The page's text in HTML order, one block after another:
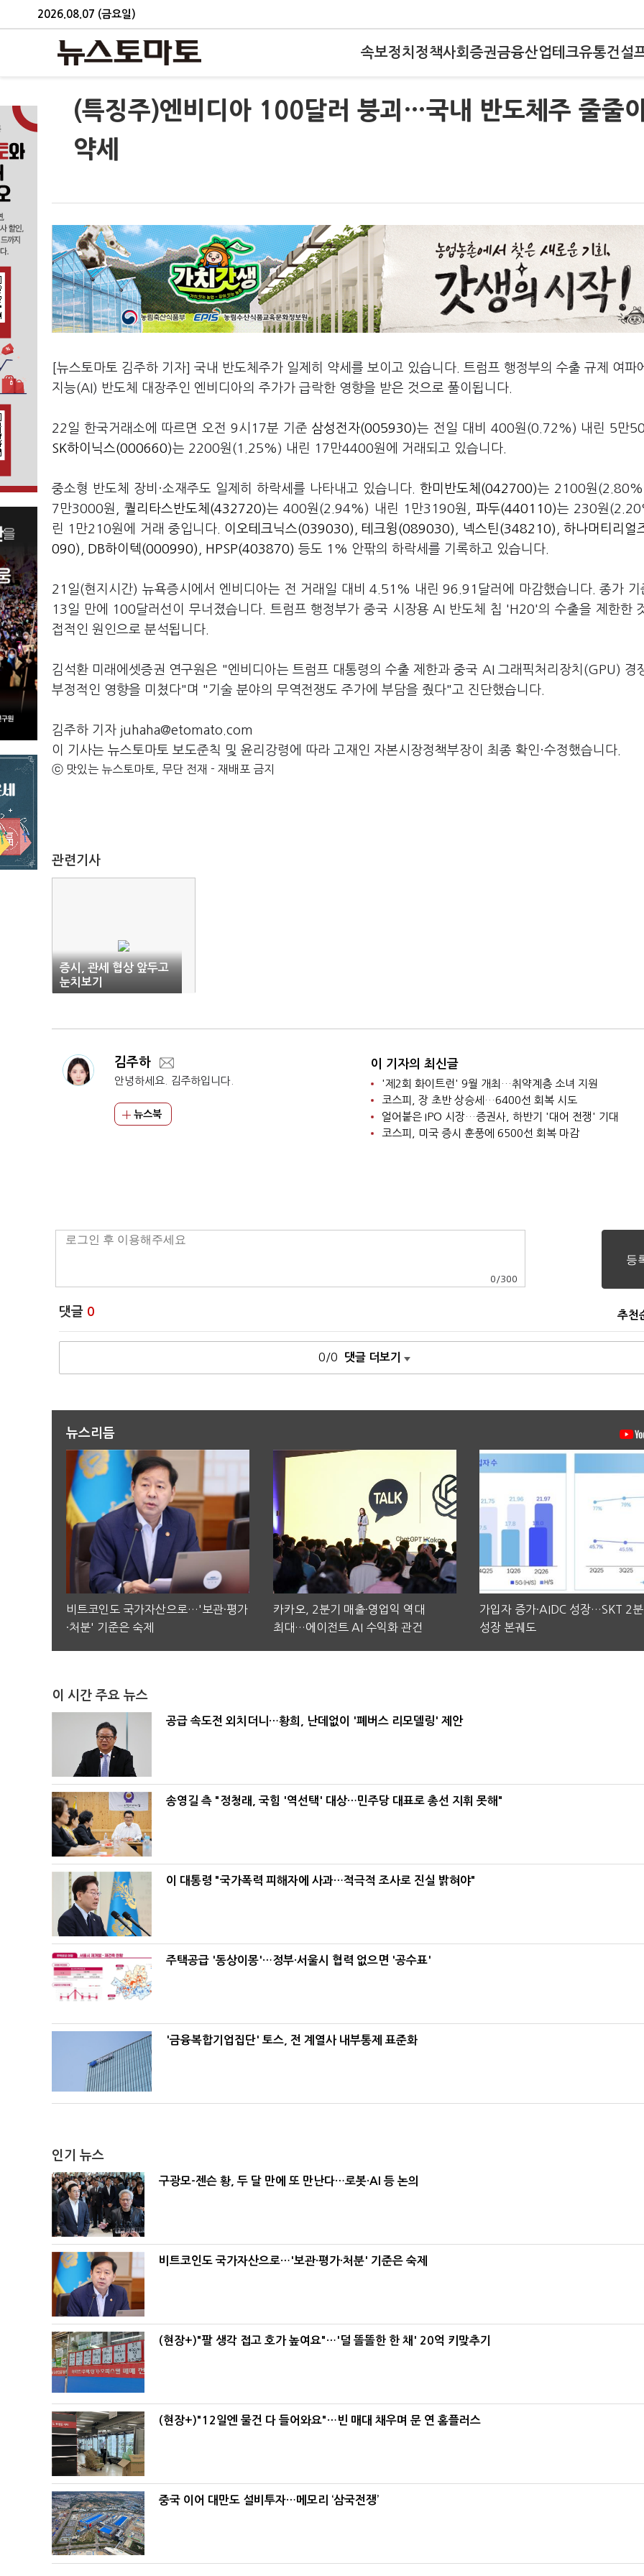
2026.08.07 (금요일)
속보정치 정책사회 증권금융산업테크유통건설
(특징주)엔비디아 100달러 붕괴…국내 반도체주 줄줄
약세
[뉴스토마토 김주하 기자] 국내 반도체주가 일제히 약세를 보이고 있습니다. 트럼프 행정부의 수출 규제 여파
지능(AI) 반도체 대장주인 엔비디아의 주가가 급락한 영향을 받은 것으로 풀이됩니다.
22일 한국거래소에 따르면 오전 9시17분 기준 삼성전자(005930)는 전일 대비 400원(0.72%) 내린 5만
SK하이닉스(000660)는 2200원(1.25%) 내린 17만4400원에 거래되고 있습니다.
중소형 반도체 장비·소재주도 일제히 하락세를 나타내고 있습니다. 한미반도체(042700)는 2100원
7만3000원, 퀄리타스반도체(432720)는 400원(2.94%) 내린 1만3190원, 파두(440110)는 230원
린 1만210원에 거래 중입니다. 이오테크닉스(039030) 테크윙(089030) 넥스틴(348210) ,하나머티리얼
090)
DB하이텍(000990) HPSP(403870) 등도 1% 안팎의 하락세를 기록하고 있습니다.
21일(현지시간) 뉴욕증시에서 엔비디아는 전 거래일 대비 4.51% 내린 96.91달러에 마감했습니다. 종가 기
13일 만에 100달러선이 무너졌습니다. 트럼프 행정부가 중국 시장용 AI 반도체 칩 'H20'의 수출을 제한한
접적인 원인으로 분석됩니다.
김석환 미래에셋증권 연구원은 "엔비디아는 트럼프 대통령의 수출 제한과 중국 AI 그래픽처리장치(GPU) 경
부정적인 영향을 미쳤다"며 "기술 분야의 무역전쟁도 주가에 부담을 줬다"고 진단했습니다.
김주하 기자 juhaha@etomato.com
이 기사는 뉴스토마토 보도준칙 및 윤리강령에 따라 고재인 자본시장정책부장이 최종 확인·수정했습니다.
ⓒ 맛있는 뉴스토마토, 무단 전재 - 재배포 금지
관련기사
증시, 관세 협상 앞두고
눈치보기
김주하
안녕하세요. 김주하입니다.
뉴스북
이 기자의 최신글
'제2회 화이트런' 9월 개최…취약계층 소녀 지원
코스피, 장 초반 상승세…6400선 회복 시도
얼어붙은 IPO 시장…증권사, 하반기 '대어 전쟁' 기대
코스피, 미국 증시 훈풍에 6500선 회복 마감
0 /300
댓글 0 추천
0/0 댓글 더보기
뉴스리듬
비트코인도 국가자산으로…'보관·평가
·처분' 기준은 숙제
카카오, 2분기 매출·영업익 역대
최대…에이전트 AI 수익화 관건
가입자 증가·AIDC 성장…SKT 2
성장 본궤도
이 시간 주요 뉴스
공급 속도전 외치더니…황희, 난데없이 '폐버스 리모델링' 제안
송영길 측 "정청래, 국힘 '역선택' 대상…민주당 대표로 총선 지휘 못해"
이 대통령 "국가폭력 피해자에 사과…적극적 조사로 진실 밝혀야"
주택공급 '동상이몽'…정부·서울시 협력 없으면 '공수표'
'금융복합기업집단' 토스, 전 계열사 내부통제 표준화
인기 뉴스
구광모-젠슨 황, 두 달 만에 또 만난다…로봇·AI 등 논의
비트코인도 국가자산으로…'보관·평가·처분' 기준은 숙제
(현장+)"팔 생각 접고 호가 높여요"…'덜 똘똘한 한 채' 20억 키맞추기
(현장+)"12일엔 물건 다 들어와요"…빈 매대 채우며 문 연 홈플러스
중국 이어 대만도 설비투자…메모리 ‘삼국전쟁’